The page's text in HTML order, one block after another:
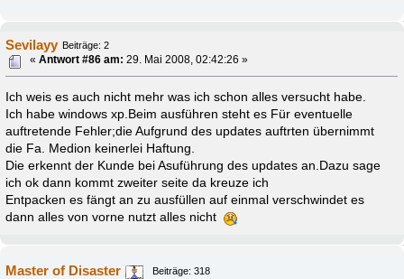
Sevilayy Beiträge: 2
«Antwort #86 am: 29. Mai 2008, 02:42:26 »
Ich weis es auch nicht mehr was ich schon alles versucht habe.
Ich habe windows xp.Beim ausführen steht es Für eventuelle
auftretende Fehler;die Aufgrund des updates auftrten übernimmt
die Fa. Medion keinerlei Haftung.
Die erkennt der Kunde bei Asuführung des updates an.Dazu sage
ich ok dann kommt zweiter seite da kreuze ich
Entpacken es fängt an zu ausfüllen auf einmal verschwindet es
dann alles von vorne nutzt alles nicht
Master of Disaster
Beiträge: 318